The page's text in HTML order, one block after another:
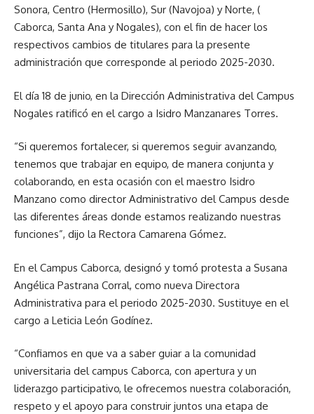
Sonora, Centro (Hermosillo), Sur (Navojoa) y Norte, (
Caborca, Santa Ana y Nogales), con el fin de hacer los
respectivos cambios de titulares para la presente
administración que corresponde al periodo 2025-2030.
El día 18 de junio, en la Dirección Administrativa del Campus
Nogales ratificó en el cargo a Isidro Manzanares Torres.
“Si queremos fortalecer, si queremos seguir avanzando,
tenemos que trabajar en equipo, de manera conjunta y
colaborando, en esta ocasión con el maestro Isidro
Manzano como director Administrativo del Campus desde
las diferentes áreas donde estamos realizando nuestras
funciones”, dijo la Rectora Camarena Gómez.
En el Campus Caborca, designó y tomó protesta a Susana
Angélica Pastrana Corral, como nueva Directora
Administrativa para el periodo 2025-2030. Sustituye en el
cargo a Leticia León Godínez.
“Confiamos en que va a saber guiar a la comunidad
universitaria del campus Caborca, con apertura y un
liderazgo participativo, le ofrecemos nuestra colaboración,
respeto y el apoyo para construir juntos una etapa de